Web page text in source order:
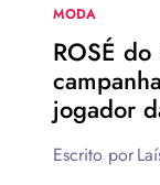
MODA
ROSÉ
jogador
Escrito por